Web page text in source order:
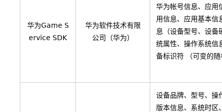
华为Game S
ervice SDK
华为软件技术有限
公司（华为）
华为帐号信息、应用
用信息、应用基本信
息（设备型号、设备
统属性、操作系统信
备标识符 （可变的
设备品牌、型号、操
版本信息、系统时区